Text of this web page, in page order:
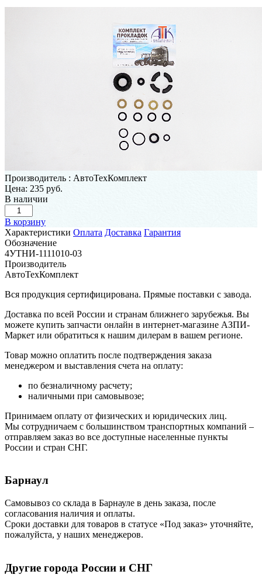
Производитель : АвтоТехКомплект
Цена: 235 руб.
В наличии
В корзину
Характеристики Оплата Доставка Гарантия
Обозначение
4УТНИ-1111010-03
Производитель
АвтоТехКомплект
Вся продукция сертифицирована. Прямые поставки с завода.
Доставка по всей России и странам ближнего зарубежья. Вы
можете купить запчасти онлайн в интернет-магазине АЗПИ-
Маркет или обратиться к нашим дилерам в вашем регионе.
Товар можно оплатить после подтверждения заказа
менеджером и выставления счета на оплату:
по безналичному расчету;
наличными при самовывозе;
Принимаем оплату от физических и юридических лиц.
Мы сотрудничаем с большинством транспортных компаний –
отправляем заказ во все доступные населенные пункты
России и стран СНГ.
Барнаул
Самовывоз со склада в Барнауле в день заказа, после
согласования наличия и оплаты.
Сроки доставки для товаров в статусе «Под заказ» уточняйте,
пожалуйста, у наших менеджеров.
Другие города России и СНГ